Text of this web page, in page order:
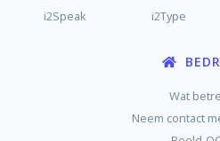
i2Speak
i2Type
Wat
Neem contact